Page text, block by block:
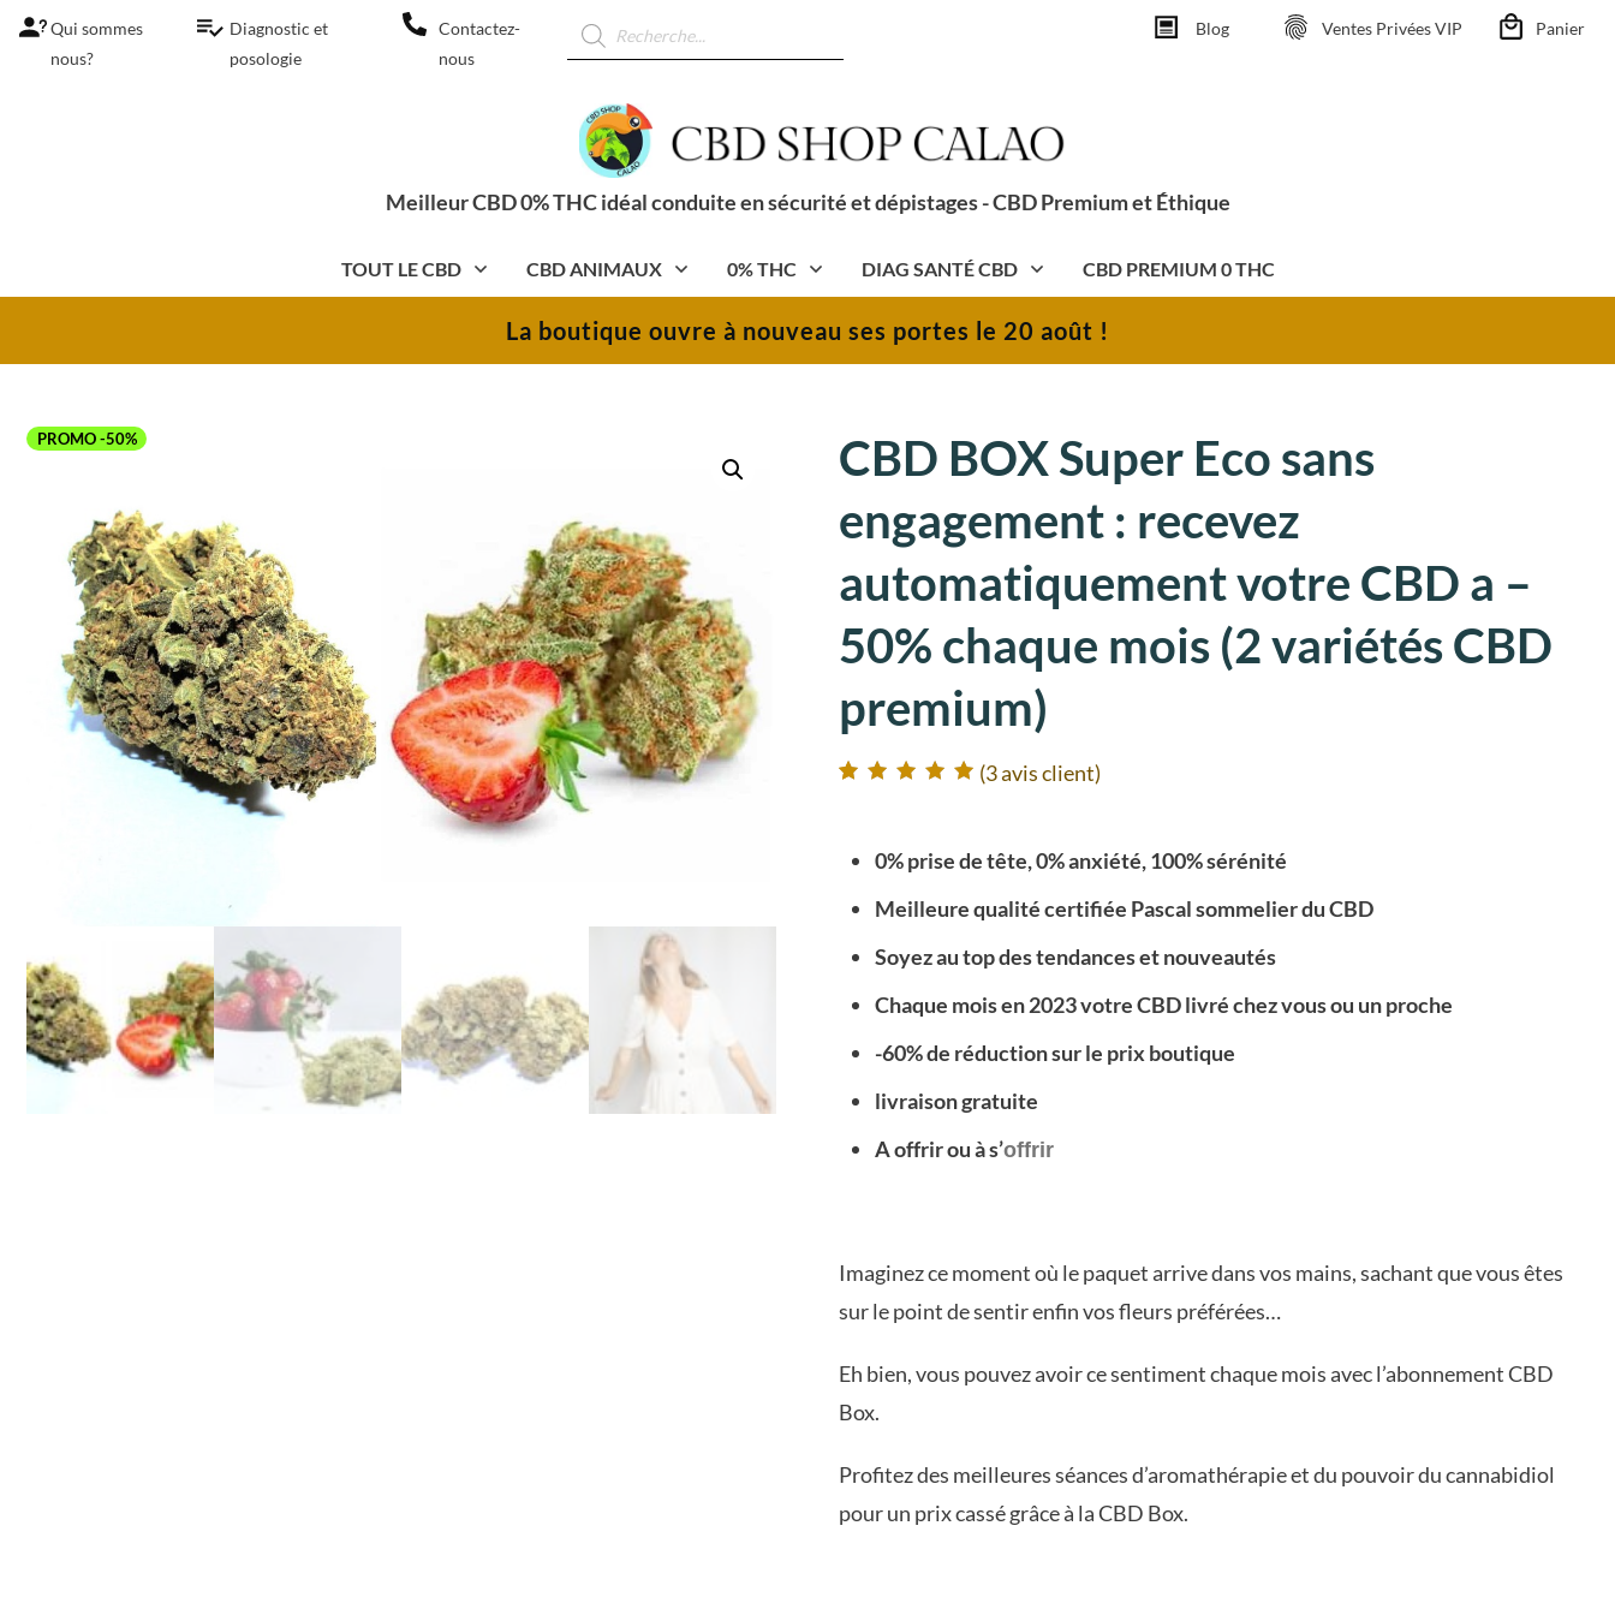
Qui sommes
nous?
Diagnostic et
posologie
Contactez-
nous
Recherche
de
produits
Blog Ventes Privées VIP Panier
Meilleur CBD 0% THC idéal conduite en sécurité et dépistages - CBD Premium et Éthique
TOUT LE CBD CBD ANIMAUX 0% THC DIAG SANTÉ CBD CBD PREMIUM 0 THC
La boutique ouvre à nouveau ses portes le 20 août !
PROMO -50%
CBD BOX Super Eco sans
engagement : recevez
automatiquement votre CBD a –
50% chaque mois (2 variétés CBD
premium)
(3avis client)
0% prise de tête, 0% anxiété, 100% sérénité
Meilleure qualité certifiée Pascal sommelier du CBD
Soyez au top des tendances et nouveautés
Chaque mois en 2023 votre CBD livré chez vous ou un proche
-60% de réduction sur le prix boutique
livraison gratuite
A offrir ou à s’offrir
Imaginez ce moment où le paquet arrive dans vos mains, sachant que vous êtes
sur le point de sentir enfin vos fleurs préférées…
Eh bien, vous pouvez avoir ce sentiment chaque mois avec l’abonnement CBD
Box.
Profitez des meilleures séances d’aromathérapie et du pouvoir du cannabidiol
pour un prix cassé grâce à la CBD Box.